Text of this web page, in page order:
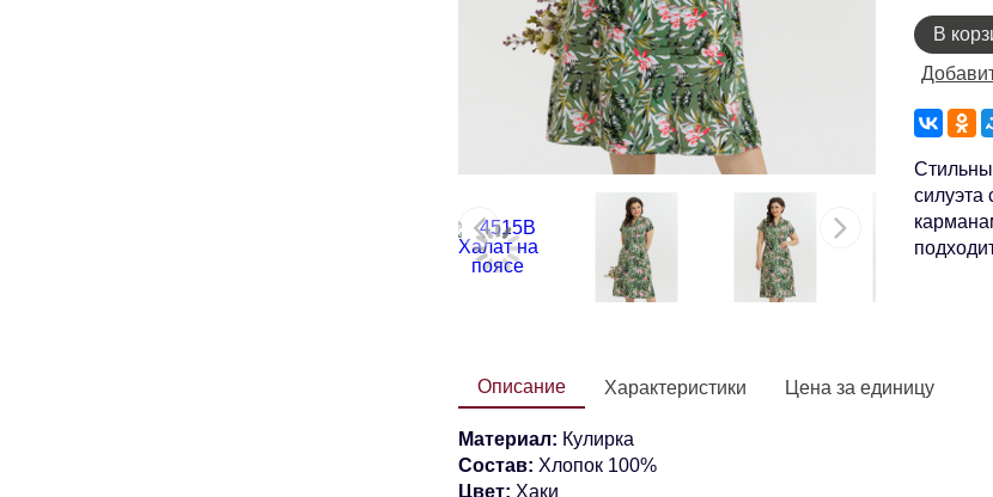
В
Описание
Материал: Кулирка
Состав: Хлопок 100%
Цвет: Хаки
Характеристики Цена за единицу